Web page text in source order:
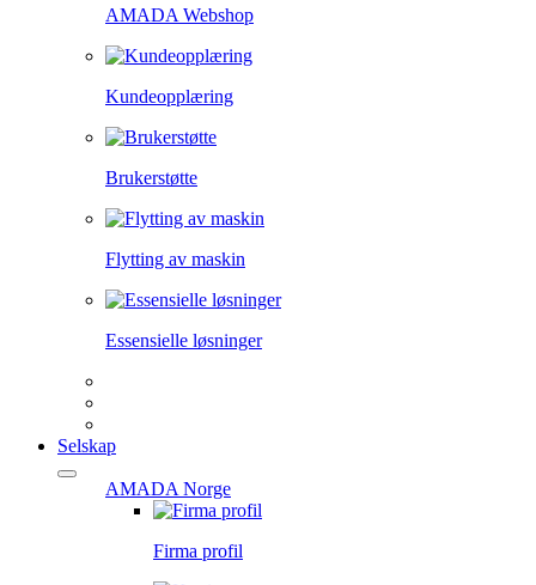
AMADA Webshop
Kundeopplæring
Brukerstøtte
Flytting av maskin
Essensielle løsninger
Selskap
AMADA Norge
Firma profil